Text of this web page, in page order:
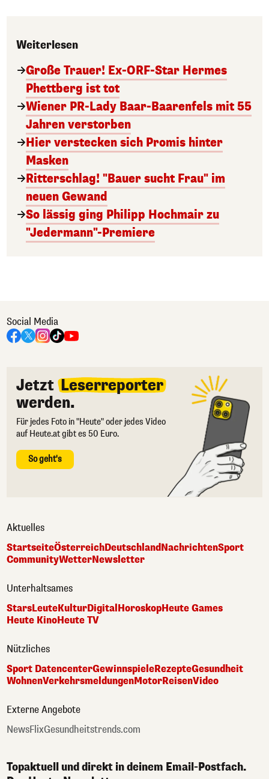
Weiterlesen
Große Trauer! Ex-ORF-Star Hermes
Phettberg ist tot
Wiener PR-Lady Baar-Baarenfels mit 55
Jahren verstorben
Hier verstecken sich Promis hinter
Masken
Ritterschlag! "Bauer sucht Frau" im
neuen Gewand
So lässig ging Philipp Hochmair zu
"Jedermann"-Premiere
Social Media
Jetzt Leserreporter
werden.
Für jedes Foto in "Heute" oder jedes Video
auf Heute.at gibt es 50 Euro.
So geht's
Aktuelles
StartseiteÖsterreichDeutschlandNachrichtenSport
CommunityWetterNewsletter
Unterhaltsames
StarsLeuteKulturDigitalHoroskopHeute Games
Heute KinoHeute TV
Nützliches
Sport DatencenterGewinnspieleRezepteGesundheit
WohnenVerkehrsmeldungenMotorReisenVideo
Externe Angebote
NewsFlixGesundheitstrends.com
Topaktuell und direkt in deinem Email-Postfach.